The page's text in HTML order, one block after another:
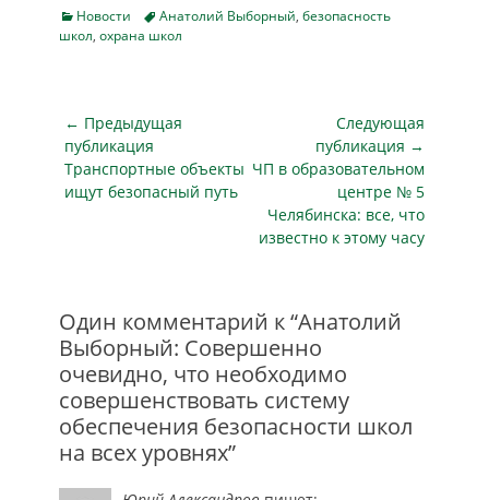
Categories
Новости TagsАнатолий Выборный, безопасность
школ, охрана школ
Навигация
по
записям
← Предыдущая
публикация
Предыдущая
публикация
Транспортные объекты
ищут безопасный путь
Следующая
публикация →
Следующая
ЧП в образовательном
центре № 5
Челябинска: все, что
известно к этому часу
Один комментарий к “Анатолий
Выборный: Совершенно
очевидно, что необходимо
совершенствовать систему
обеспечения безопасности школ
на всех уровнях”